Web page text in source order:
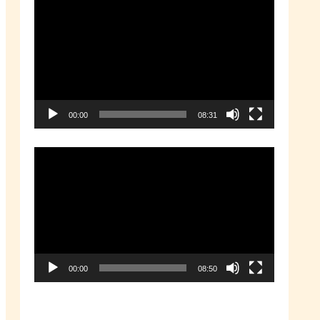
00:00 08:31
00:00 08:50